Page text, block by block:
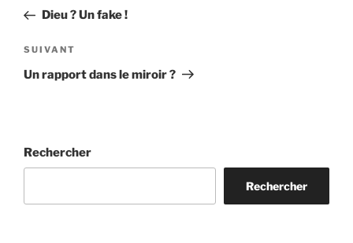
l’article
précédent
Dieu ? Un fake !
Article
suivant
SUIVANT
Un rapport dans le miroir ?
Rechercher
Rechercher